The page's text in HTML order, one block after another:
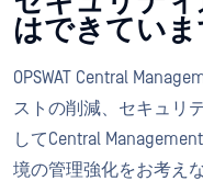
はできていま
OPSWAT Central
ストの削減、セキュリ
してCentral
境の管理強化をお考え